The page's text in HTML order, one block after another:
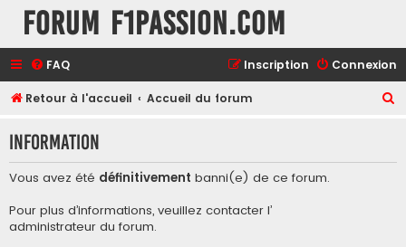
Forum F1Passion.com
FAQ Connexion
Inscription
Retour à l'accueil Accueil du forum
h
Information
Vous avez été définitivement banni(e) de ce forum.
Pour plus d’informations, veuillez contacter l’
administrateur du forum.